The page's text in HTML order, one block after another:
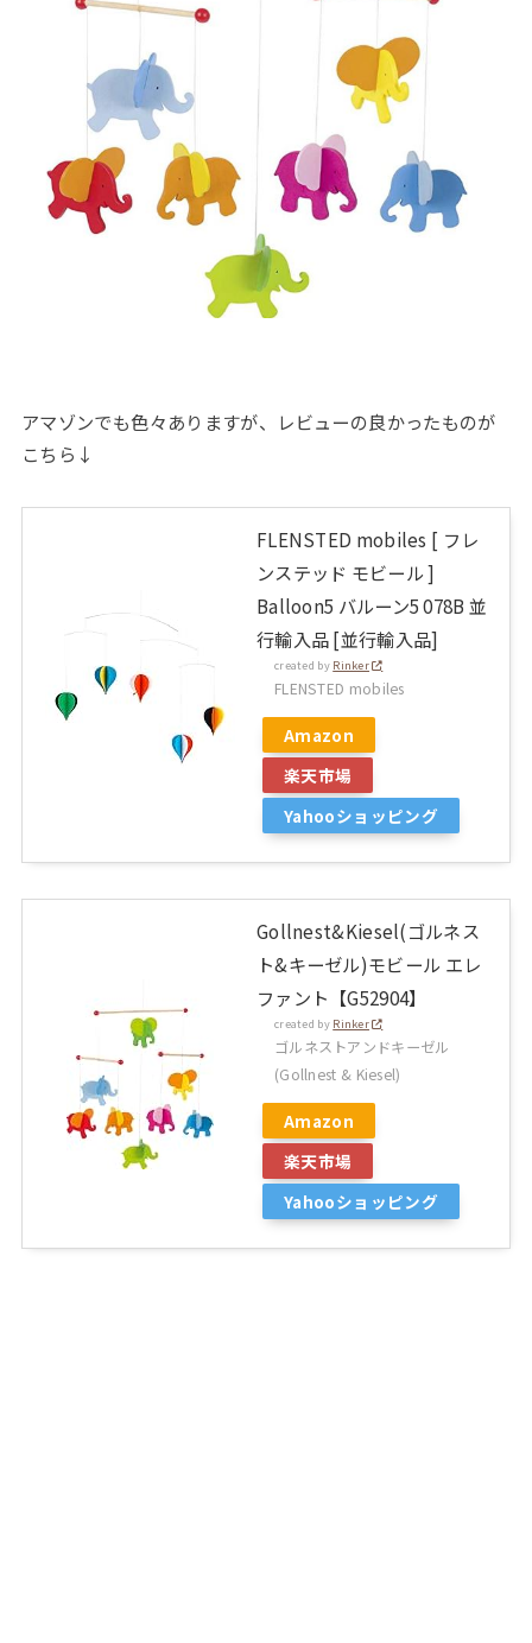
アマゾンでも色々ありますが、レビューの良かったものが
こちら↓
FLENSTED mobiles [ フレ
ンステッド モビール ]
Balloon5 バルーン5 078B 並
行輸入品 [並行輸入品]
created by Rinker
FLENSTED mobiles
Amazon
楽天市場
Yahooショッピング
Gollnest&Kiesel(ゴルネス
ト&キーゼル)モビール エレ
ファント【G52904】
created by Rinker
ゴルネストアンドキーゼル
(Gollnest & Kiesel)
Amazon
楽天市場
Yahooショッピング